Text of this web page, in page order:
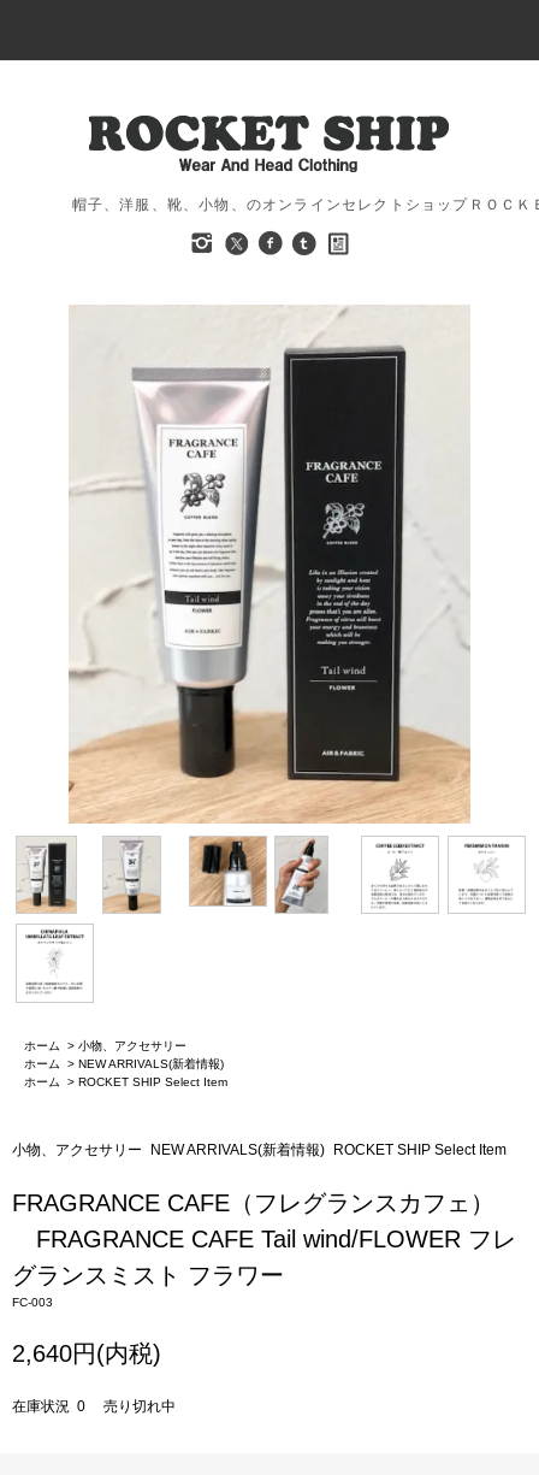
帽子、洋服、靴、小物、のオンラインセレクトショップＲＯＣ
ホーム > 小物、アクセサリー
ホーム
> NEW ARRIVALS(新着情報)
ホーム
> ROCKET SHIP Select Item
小物、アクセサリー NEW ARRIVALS(新着情報) ROCKET SHIP Select Item
FRAGRANCE CAFE（フレグランスカフェ）
FRAGRANCE CAFE Tail wind/FLOWER フレ
グランスミスト フラワー
FC-003
2,640円(内税)
在庫状況 0 売り切れ中